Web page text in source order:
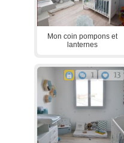
Mon coin pompons et
lanternes
1 13